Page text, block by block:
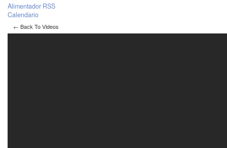
Alimentador RSS
Calendario
← Back To Videos